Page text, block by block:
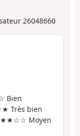
26048660
Bien
Très bien
Moyen